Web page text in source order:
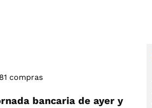
bancaria de ayer y